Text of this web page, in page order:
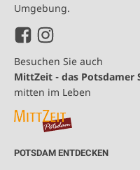
Umgebung.
Besuchen Sie auch
MittZeit - das Potsdamer
mitten im Leben
POTSDAM ENTDECKEN